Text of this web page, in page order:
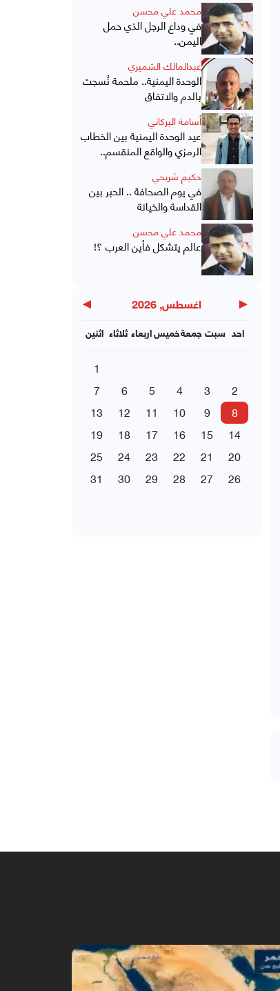
محمد علي محسن
في وداع الرجل الذي حمل
اليمن..
عبدالمالك الشميري
الوحدة اليمنية.. ملحمة نُسجت
بالدم والاتفاق
أسامة البركاني
عيد الوحدة اليمنية بين الخطاب
الرمزي والواقع المنقسم..
حكيم شريحي
في يوم الصحافة .. الحبر بين
القداسة والخيانة
محمد علي محسن
عالم يتشكل فأين العرب ؟!
◀ اغسطس, 2026 ▶
اثنين ثلاثاء اربعاءخميسجمعة سبت احد
1
2
3
4
5
6
7
8
9
10
11
12
13
14
15
16
17
18
19
20
21
22
23
24
25
26
27
28
29
30
31